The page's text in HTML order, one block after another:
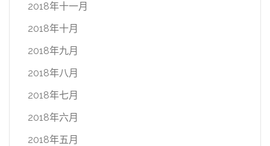
2018年十一月
2018年十月
2018年九月
2018年八月
2018年七月
2018年六月
2018年五月